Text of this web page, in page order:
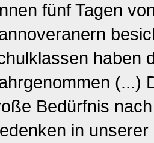
fünf Tagen
haben
(...)
Bedürfnis
in